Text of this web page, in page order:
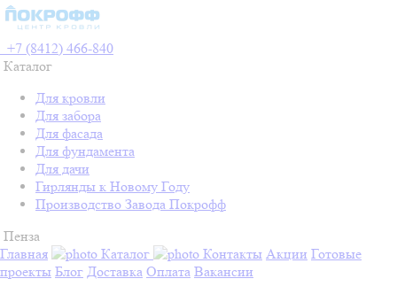
+7 (8412) 466-840
Каталог
Для кровли
Для забора
Для фасада
Для фундамента
Для дачи
Гирлянды к Новому Году
Производство Завода Покрофф
Пенза
Главная
Каталог Контакты Акции Готовые
проекты Блог Доставка Оплата Вакансии